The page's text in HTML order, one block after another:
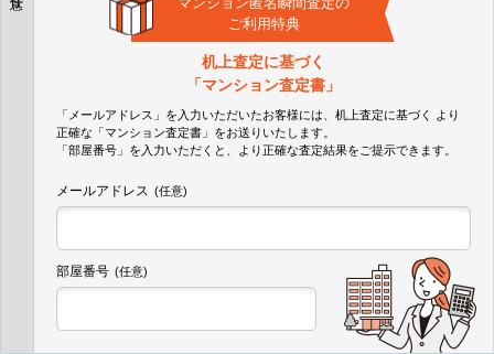
ご利用特典
机上査定に基づく
「マンション査定書」
「メールアドレス」を入力いただいたお客様には、机上査定に基づく
より
正確な 「マンション査定書」 をお送りいたします。
「部屋番号」を入力いただくと、より正確な査定結果をご提示できます。
メールアドレス (任意)
部屋番号 (任意)